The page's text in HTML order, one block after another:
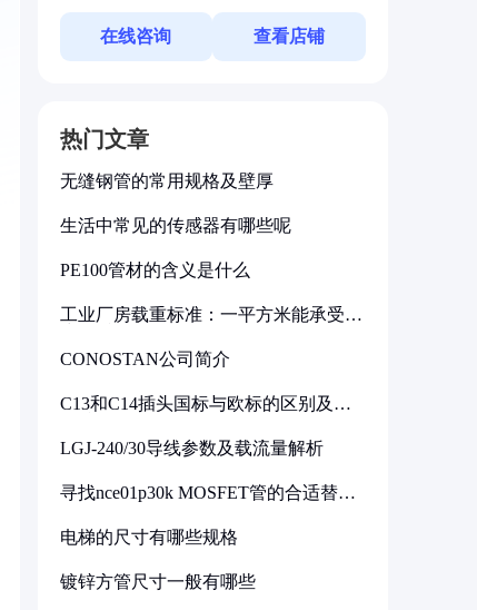
在线咨询 查看店铺
热门文章
无缝钢管的常用规格及壁厚
生活中常见的传感器有哪些呢
PE100管材的含义是什么
工业厂房载重标准：一平方米能承受多
CONOSTAN公司简介
C13和C14插头国标与欧标的区别及其
LGJ-240/30导线参数及载流量解析
寻找nce01p30k MOSFET管的合适替代
电梯的尺寸有哪些规格
镀锌方管尺寸一般有哪些